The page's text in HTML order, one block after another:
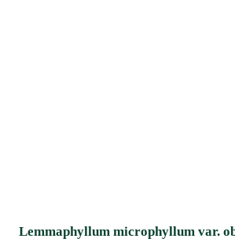
Lemmaphyllum microphyllum var.